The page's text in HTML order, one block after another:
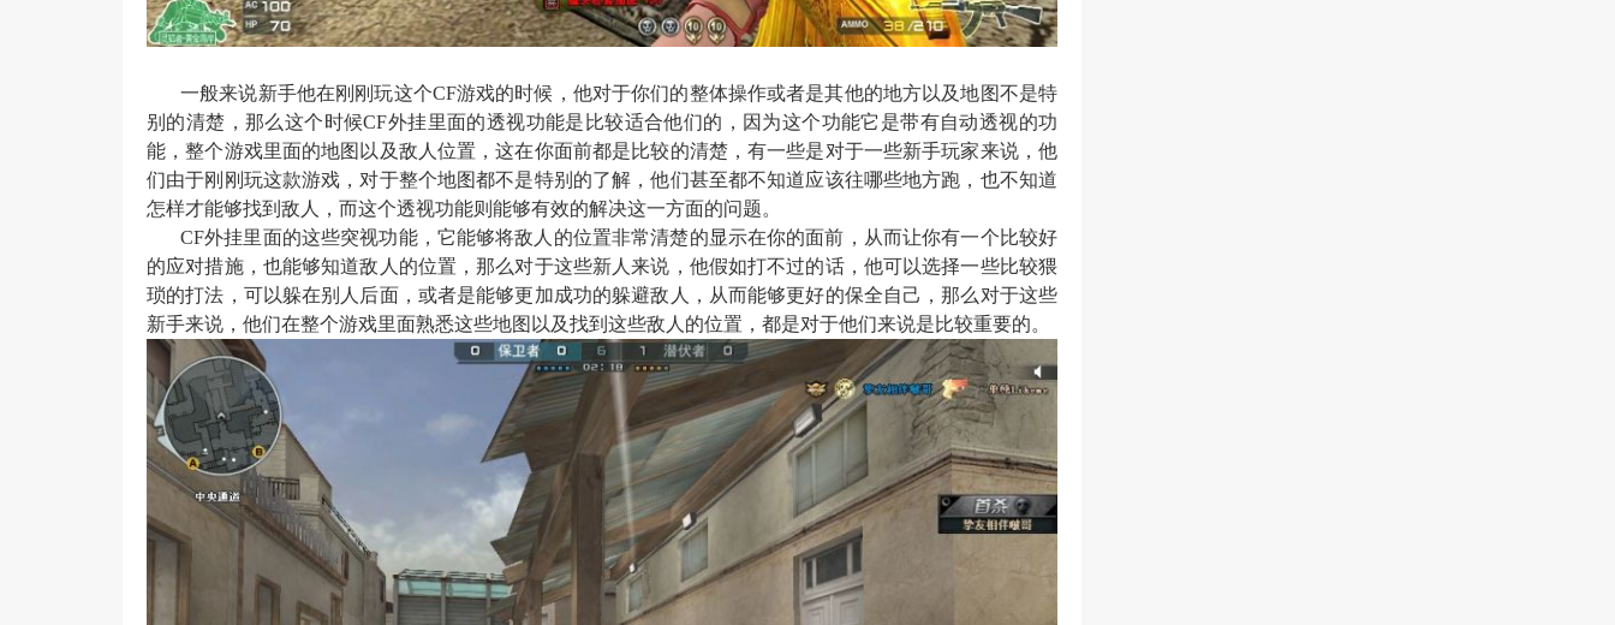
一般来说新手他在刚刚玩这个CF游戏的时候，他对于你们的整体操作或者是其他的地方以及地图不是特
别的清楚，那么这个时候CF外挂里面的透视功能是比较适合他们的，因为这个功能它是带有自动透视的功
能，整个游戏里面的地图以及敌人位置，这在你面前都是比较的清楚，有一些是对于一些新手玩家来说，他
们由于刚刚玩这款游戏，对于整个地图都不是特别的了解，他们甚至都不知道应该往哪些地方跑，也不知道
怎样才能够找到敌人，而这个透视功能则能够有效的解决这一方面的问题。
CF外挂里面的这些突视功能，它能够将敌人的位置非常清楚的显示在你的面前，从而让你有一个比较好
的应对措施，也能够知道敌人的位置，那么对于这些新人来说，他假如打不过的话，他可以选择一些比较猥
琐的打法，可以躲在别人后面，或者是能够更加成功的躲避敌人，从而能够更好的保全自己，那么对于这些
新手来说，他们在整个游戏里面熟悉这些地图以及找到这些敌人的位置，都是对于他们来说是比较重要的。